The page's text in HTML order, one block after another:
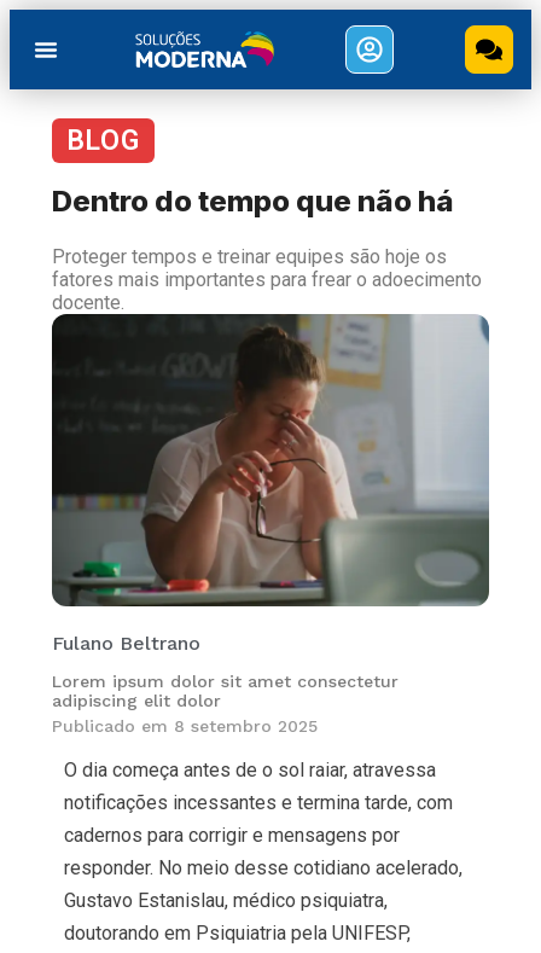
BLOG
Dentro do tempo que não há
Proteger tempos e treinar equipes são hoje os
fatores mais importantes para frear o adoecimento
docente.
Fulano Beltrano
Lorem ipsum dolor sit amet consectetur
adipiscing elit dolor
Publicado em 8 setembro 2025
O dia começa antes de o sol raiar, atravessa
notificações incessantes e termina tarde, com
cadernos para corrigir e mensagens por
responder. No meio desse cotidiano acelerado,
Gustavo Estanislau, médico psiquiatra,
doutorando em Psiquiatria pela UNIFESP,